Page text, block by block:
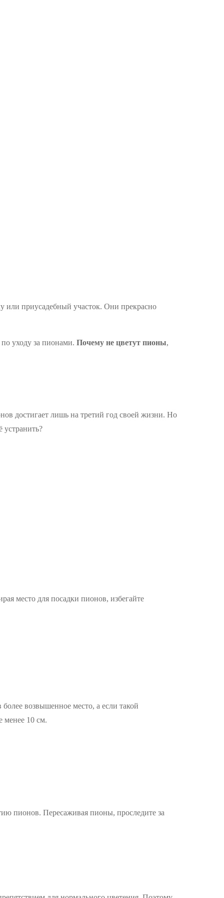
приусадебный участок. Они прекрасно
уходу за пионами. Почему не цветут пионы,
достигает лишь на третий год своей жизни. Но
устранить?
место для посадки пионов, избегайте
возвышенное место, а если такой
менее 10 см.
пионов. Пересаживая пионы, проследите за